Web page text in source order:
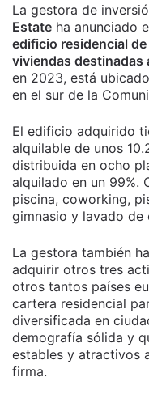
La gestora de
Estate ha anunciado
edificio residencial
viviendas destinadas
en 2023, está
en el sur de la
El edificio adquirido
alquilable de unos
distribuida en ocho
alquilado en un 99%.
piscina, coworking,
gimnasio y lavado de
La gestora también
adquirir otros tres
otros tantos países
cartera residencial
diversificada en
demografía sólida y
estables y atractivos
firma.